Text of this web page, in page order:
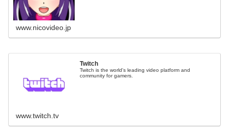
www.nicovideo.jp
Twitch
Twitch is the world's leading video platform and
community for gamers.
www.twitch.tv